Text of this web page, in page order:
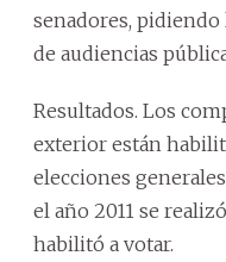
senadores,
de audiencias
Resultados. Los
exterior están
elecciones
el año 2011 se
habilitó a votar.